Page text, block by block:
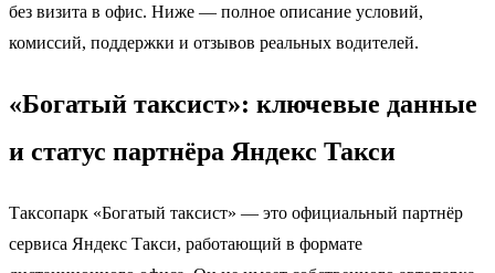
без визита в офис. Ниже — полное описание условий,
комиссий, поддержки и отзывов реальных водителей.
«Богатый таксист»: ключевые данные
и статус партнёра Яндекс Такси
Таксопарк «Богатый таксист» — это официальный партнёр
сервиса Яндекс Такси, работающий в формате